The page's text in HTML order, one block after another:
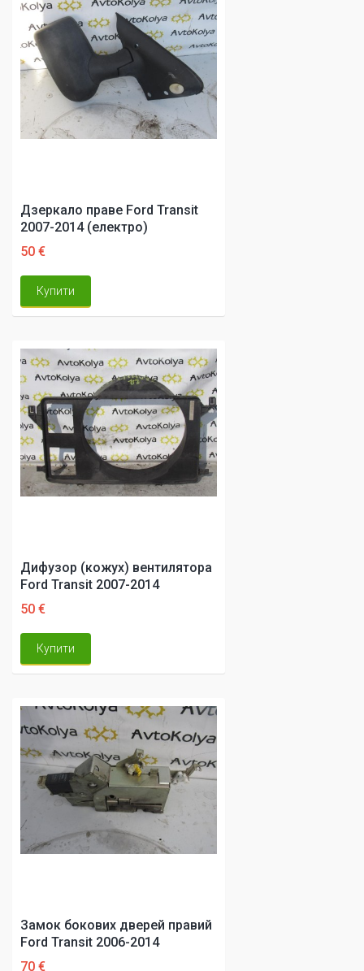
Дзеркало праве Ford Transit
2007-2014 (електро)
50 €
Купити
Дифузор (кожух) вентилятора
Ford Transit 2007-2014
50 €
Купити
Замок бокових дверей правий
Ford Transit 2006-2014
70 €